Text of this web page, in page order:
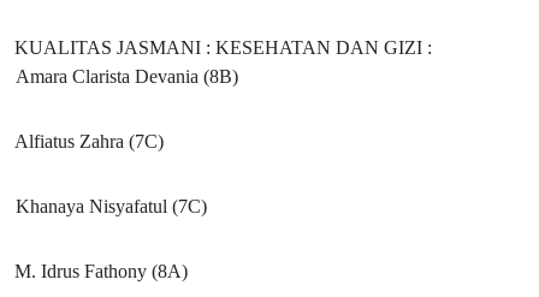
KUALITAS JASMANI : KESEHATAN DAN GIZI :
Amara Clarista Devania (8B)
Alfiatus Zahra (7C)
Khanaya Nisyafatul (7C)
M. Idrus Fathony (8A)